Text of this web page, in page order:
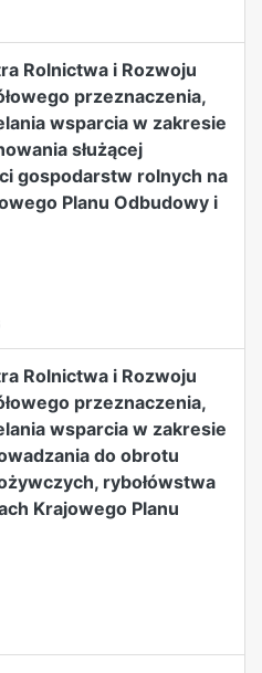
Rolnictwa i Rozwoju
przeznaczenia,
wsparcia w zakresie
służącej
gospodarstw rolnych na
Planu Odbudowy i
Rolnictwa i Rozwoju
przeznaczenia,
wsparcia w zakresie
do obrotu
rybołówstwa
Krajowego Planu